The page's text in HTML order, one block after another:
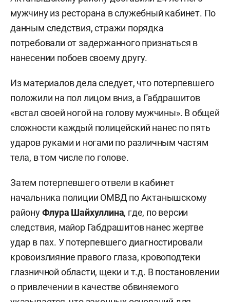
мужчину из ресторана в служебный кабинет. По
данным следствия, стражи порядка
потребовали от задержанного признаться в
нанесении побоев своему другу.
Из материалов дела следует, что потерпевшего
положили на пол лицом вниз, а Габдрашитов
«встал своей ногой на голову мужчины». В общей
сложности каждый полицейский нанес по пять
ударов руками и ногами по различным частям
тела, в том числе по голове.
Затем потерпевшего отвели в кабинет
начальника полиции ОМВД по Актанышскому
районуФлура Шайхуллина, где, по версии
следствия, майор Габдрашитов нанес жертве
удар в пах. У потерпевшего диагностировали
кровоизлияние правого глаза, кровоподтеки
глазничной области, щеки и т.д. В постановлении
о привлечении в качестве обвиняемого